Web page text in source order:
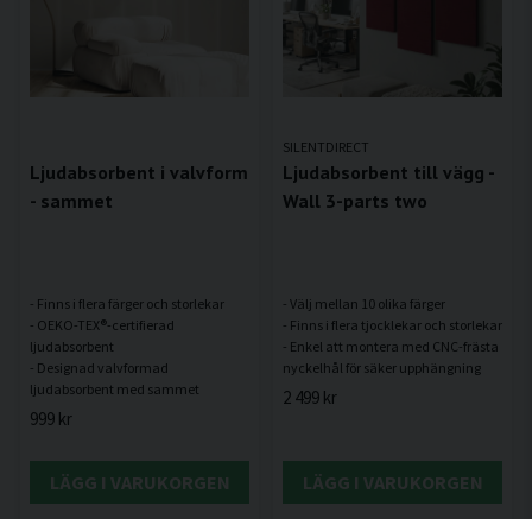
Ljudabsorbent i valvform
- sammet
- Finns i flera färger och storlekar
- OEKO-TEX®-certifierad
ljudabsorbent
- Designad valvformad
999 kr
LÄGG I VARUKORGEN
SILENTDIRECT
Ljudabsorbent till vägg -
Wall 3-parts two
- Välj mellan 10 olika färger
- Finns i flera tjocklekar och storlekar
- Enkel att montera med CNC-frästa
2 499 kr
LÄGG I VARUKORGEN